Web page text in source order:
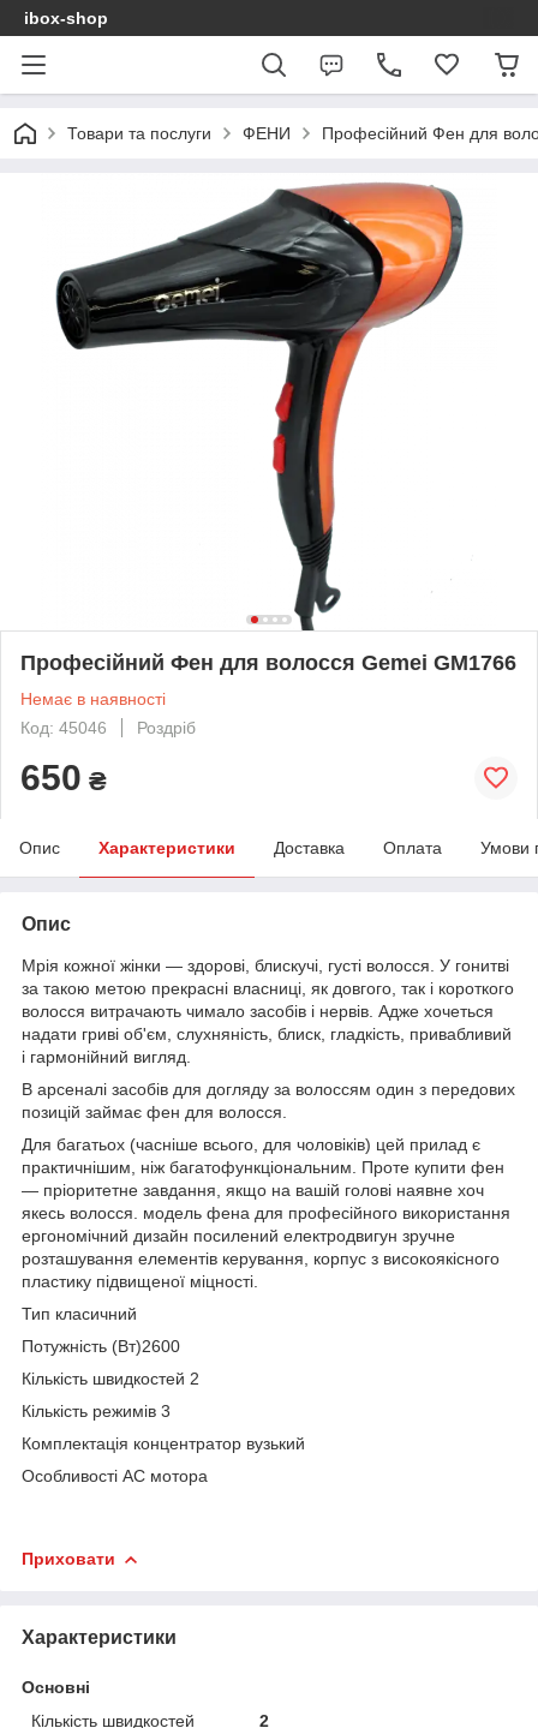
ibox-shop
Товари та послуги ФЕНИ Професійний Фен для
Професійний Фен для волосся Gemei GM1766
Немає в наявності
Код: 45046
Роздріб
650 ₴
Опис Характеристики Доставка Оплата Умови
Опис
Мрія кожної жінки — здорові, блискучі, густі волосся. У гонитві
за такою метою прекрасні власниці, як довгого, так і короткого
волосся витрачають чимало засобів і нервів. Адже хочеться
надати гриві об'єм, слухняність, блиск, гладкість, привабливий
і гармонійний вигляд.
В арсеналі засобів для догляду за волоссям один з передових
позицій займає фен для волосся.
Для багатьох (часніше всього, для чоловіків) цей прилад є
практичнішим, ніж багатофункціональним. Проте купити фен
— пріоритетне завдання, якщо на вашій голові наявне хоч
якесь волосся. модель фена для професійного використання
ергономічний дизайн посилений електродвигун зручне
розташування елементів керування, корпус з високоякісного
пластику підвищеної міцності.
Тип класичний
Потужність (Вт)2600
Кількість швидкостей 2
Кількість режимів 3
Комплектація концентратор вузький
Особливості AC мотора
Приховати
Характеристики
Основні
Кількість швидкостей
2